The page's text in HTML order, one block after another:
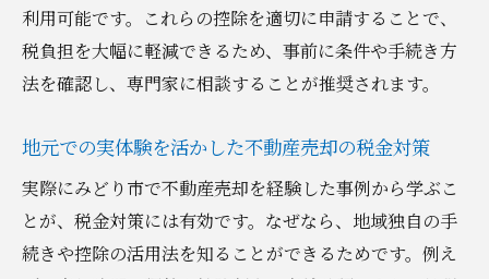
利用可能です。これらの控除を適切に申請することで、
税負担を大幅に軽減できるため、事前に条件や手続き方
法を確認し、専門家に相談することが推奨されます。
地元での実体験を活かした不動産売却の税金対策
実際にみどり市で不動産売却を経験した事例から学ぶこ
とが、税金対策には有効です。なぜなら、地域独自の手
続きや控除の活用法を知ることができるためです。例え